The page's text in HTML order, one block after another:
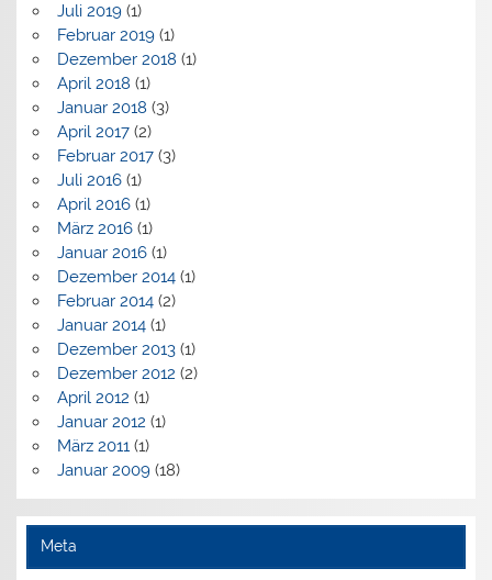
Juli 2019(1)
Februar 2019(1)
Dezember 2018 (1)
April 2018 (1)
Januar 2018 (3)
April 2017(2)
Februar 2017(3)
Juli 2016(1)
April 2016(1)
März 2016(1)
Januar 2016(1)
Dezember 2014(1)
Februar 2014(2)
Januar 2014(1)
Dezember 2013(1)
Dezember 2012 (2)
April 2012 (1)
Januar 2012 (1)
März 2011(1)
Januar 2009(18)
Meta